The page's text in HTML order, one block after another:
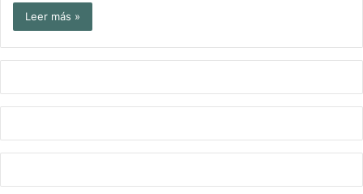
Leer más »